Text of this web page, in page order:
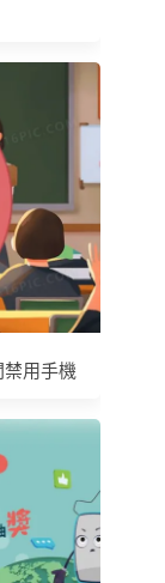
用手機